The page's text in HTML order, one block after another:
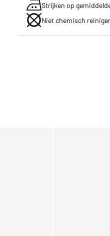
Strijken op
Niet chemisch